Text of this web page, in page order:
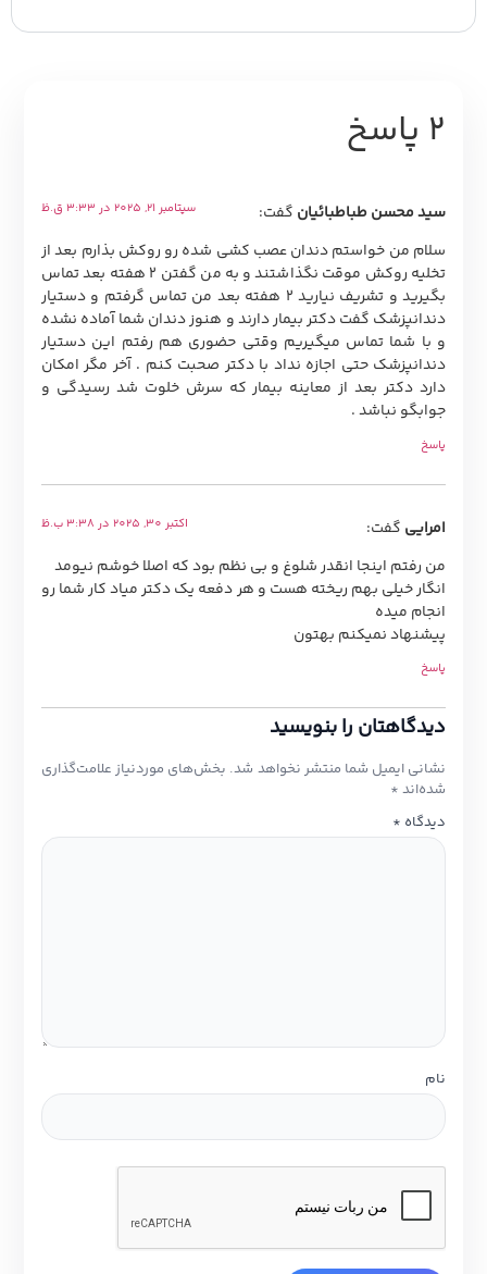
سید محسن طباطبائیانگفت: سپتامبر 21, 2025 در 3:33 ق.ظ
سلام من خواستم دندان عصب کشی شده رو روکش بذارم بعد از
تخلیه روکش موقت نگذاشتند و به من گفتن ۲ هفته بعد تماس
بگیرید و تشریف نیارید ۲ هفته بعد من تماس گرفتم و دستیار
دندانپزشک گفت دکتر بیمار دارند و هنوز دندان شما آماده نشده
و با شما تماس میگیریم وقتی حضوری هم رفتم این دستیار
دندانپزشک حتی اجازه نداد با دکتر صحبت کنم . آخر مگر امکان
دارد دکتر بعد از معاینه بیمار که سرش خلوت شد رسیدگی و
جوابگو نباشد .
امراییگفت:
من رفتم اینجا انقدر شلوغ و بی نظم بود که اصلا خوشم نیومد
انگار خیلی بهم ریخته هست و هر دفعه یک دکتر میاد کار شما رو
انجام میده
پیشنهاد نمیکنم بهتون
دیدگاهتان را بنویسید
نشانی ایمیل شما منتشر نخواهد شد. بخش‌های موردنیاز علامت‌گذاری
شده‌اند*
دیدگاه*